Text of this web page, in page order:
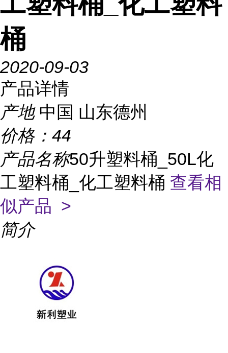
桶
2020-09-03
产品详情
产地 中国 山东德州
价格： 44
产品名称50升塑料桶_50L化
工塑料桶_化工塑料桶 查看相
似产品 >
简介